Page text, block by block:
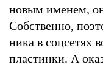
новым именем,
Собственно,
ника в соцсетях
пластинки. А